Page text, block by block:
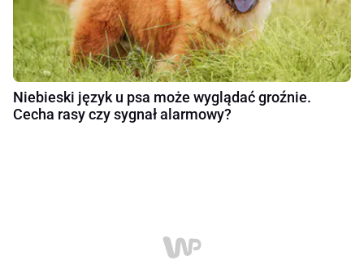
Niebieski język u psa może wyglądać groźnie.
Cecha rasy czy sygnał alarmowy?